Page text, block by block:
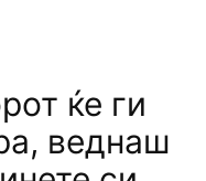
ќе ги
веднаш